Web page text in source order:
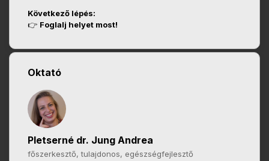
Következő lépés:
👉 Foglalj helyet most!
Oktató
Pletserné dr. Jung Andrea
főszerkesztő, tulajdonos, egészségfejlesztő